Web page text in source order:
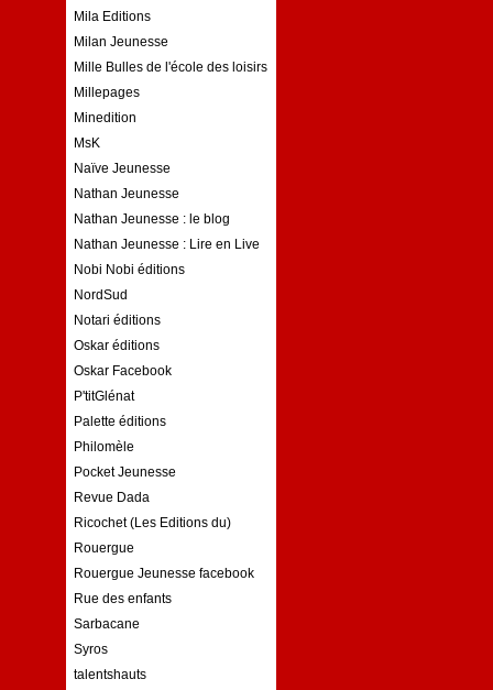
Mila Editions
Milan Jeunesse
Mille Bulles de l'école des loisirs
Millepages
Minedition
MsK
Naïve Jeunesse
Nathan Jeunesse
Nathan Jeunesse : le blog
Nathan Jeunesse : Lire en Live
Nobi Nobi éditions
NordSud
Notari éditions
Oskar éditions
Oskar Facebook
P'titGlénat
Palette éditions
Philomèle
Pocket Jeunesse
Revue Dada
Ricochet (Les Editions du)
Rouergue
Rouergue Jeunesse facebook
Rue des enfants
Sarbacane
Syros
talentshauts